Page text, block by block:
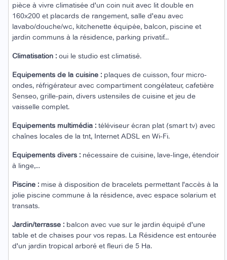
pièce à vivre climatisée d'un coin nuit avec lit double en
160x200 et placards de rangement, salle d'eau avec
lavabo/douche/wc, kitchenette équipée, balcon, piscine et
jardin communs à la résidence, parking privatif...
Climatisation : oui le studio est climatisé.
Equipements de la cuisine : plaques de cuisson, four micro-
ondes, réfrigérateur avec compartiment congélateur, cafetière
Senseo, grille-pain, divers ustensiles de cuisine et jeu de
vaisselle complet.
Equipements multimédia : téléviseur écran plat (smart tv) avec
chaînes locales de la tnt, Internet ADSL en Wi-Fi.
Equipements divers : nécessaire de cuisine, lave-linge, étendoir
à linge,...
Piscine : mise à disposition de bracelets permettant l'accès à la
jolie piscine commune à la résidence, avec espace solarium et
transats.
Jardin/terrasse : balcon avec vue sur le jardin équipé d'une
table et de chaises pour vos repas. La Résidence est entourée
d'un jardin tropical arboré et fleuri de 5 Ha.